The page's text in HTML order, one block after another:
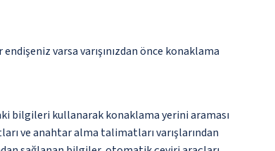
varsa varışınızdan önce konaklama
bilgileri kullanarak konaklama yerini araması
ve anahtar alma talimatları varışlarından